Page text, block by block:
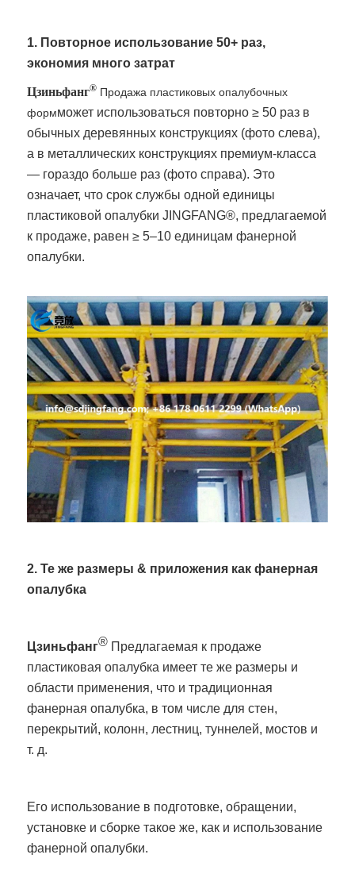
1. Повторное использование 50+ раз,
экономия много затрат
Цзиньфанг® Продажа пластиковых опалубочных
формможет использоваться повторно ≥ 50 раз в
обычных деревянных конструкциях (фото слева),
а в металлических конструкциях премиум-класса
— гораздо больше раз (фото справа). Это
означает, что срок службы одной единицы
пластиковой опалубки JINGFANG®, предлагаемой
к продаже, равен ≥ 5–10 единицам фанерной
опалубки.
2. Те же размеры & приложения как фанерная
опалубка
Цзиньфанг® Предлагаемая к продаже
пластиковая опалубка имеет те же размеры и
области применения, что и традиционная
фанерная опалубка, в том числе для стен,
перекрытий, колонн, лестниц, туннелей, мостов и
т. д.
Его использование в подготовке, обращении,
установке и сборке такое же, как и использование
фанерной опалубки.